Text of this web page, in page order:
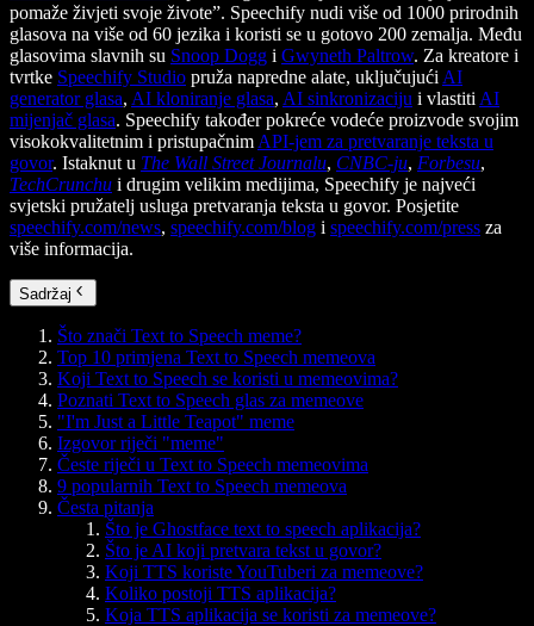
pomaže živjeti svoje živote”. Speechify nudi više od 1000 prirodnih
glasova na više od 60 jezika i koristi se u gotovo 200 zemalja. Među
glasovima slavnih su Snoop Dogg i Gwyneth Paltrow. Za kreatore i
tvrtke Speechify Studio pruža napredne alate, uključujući AI
generator glasa, AI kloniranje glasa, AI sinkronizaciju i vlastiti AI
mijenjač glasa. Speechify također pokreće vodeće proizvode svojim
visokokvalitetnim i pristupačnim API-jem za pretvaranje teksta u
govor. Istaknut u The Wall Street Journalu, CNBC-ju, Forbesu,
TechCrunchu i drugim velikim medijima, Speechify je najveći
svjetski pružatelj usluga pretvaranja teksta u govor. Posjetite
speechify.com/news, speechify.com/blog i speechify.com/press za
više informacija.
Sadržaj
Što znači Text to Speech meme?
Top 10 primjena Text to Speech memeova
Koji Text to Speech se koristi u memeovima?
Poznati Text to Speech glas za memeove
"I'm Just a Little Teapot" meme
Izgovor riječi "meme"
Česte riječi u Text to Speech memeovima
9 popularnih Text to Speech memeova
Česta pitanja
Što je Ghostface text to speech aplikacija?
Što je AI koji pretvara tekst u govor?
Koji TTS koriste YouTuberi za memeove?
Koliko postoji TTS aplikacija?
Koja TTS aplikacija se koristi za memeove?